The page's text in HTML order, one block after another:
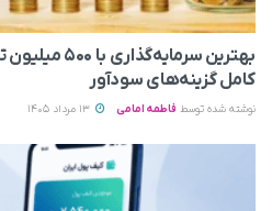
کامل گزینه‌های سودآور
نوشته شده توسط فاطمه امامی